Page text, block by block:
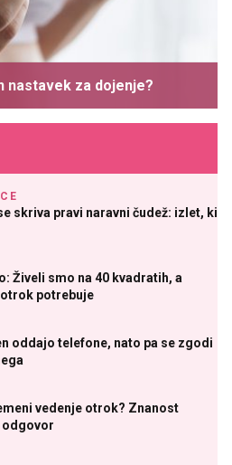
nastavek za dojenje?
skriva pravi naravni čudež: izlet, ki
Živeli smo na 40 kvadratih, a
potrebuje
oddajo telefone, nato pa se zgodi
vedenje otrok? Znanost
odgovor